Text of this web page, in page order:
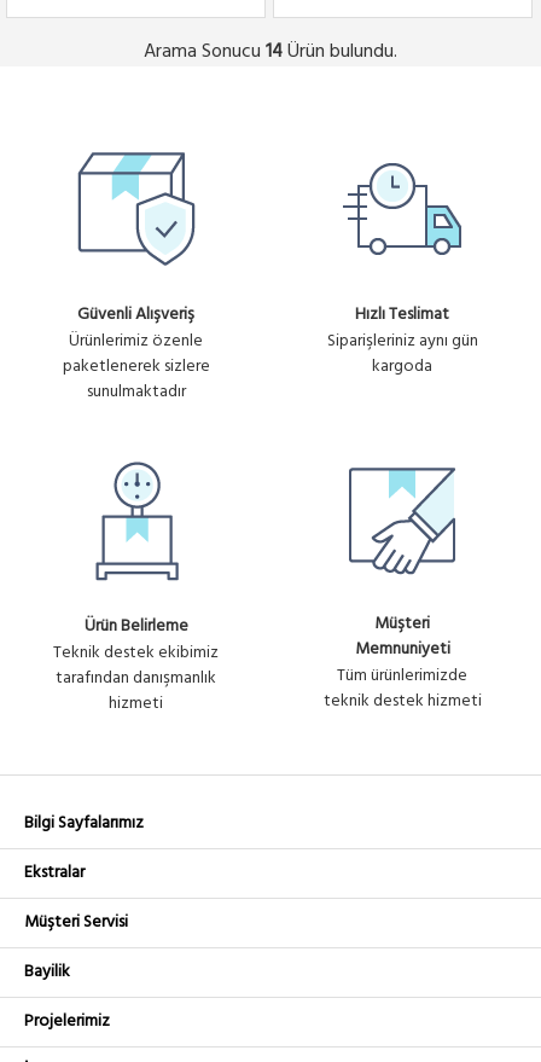
Arama Sonucu 14Ürün bulundu.
Güvenli Alışveriş
Ürünlerimiz özenle
paketlenerek sizlere
sunulmaktadır
Hızlı Teslimat
Siparişleriniz aynı gün
kargoda
Ürün Belirleme
Teknik destek ekibimiz
tarafından danışmanlık
hizmeti
Müşteri
Memnuniyeti
Tüm ürünlerimizde
teknik destek hizmeti
Bilgi Sayfalarımız
Ekstralar
Müşteri Servisi
Bayilik
Projelerimiz